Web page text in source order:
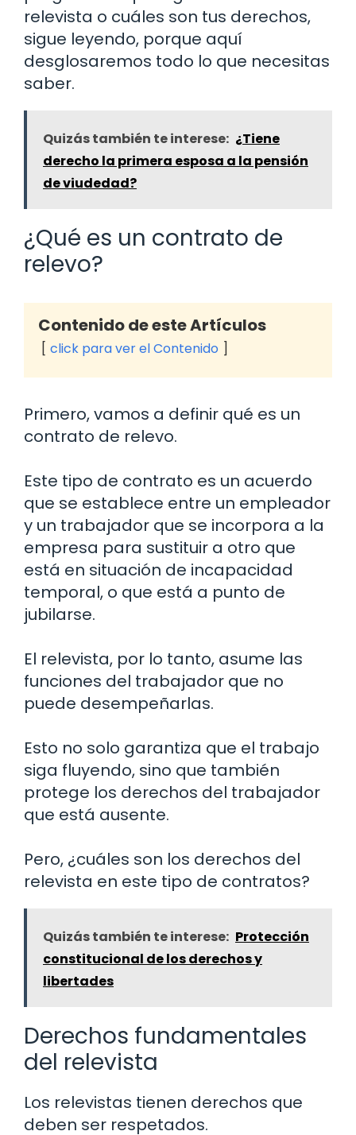
relevista o cuáles son tus derechos,
sigue leyendo, porque aquí
desglosaremos todo lo que necesitas
saber.
Quizás también te interese: ¿Tiene
derecho la primera esposa a la pensión
de viudedad?
¿Qué es un contrato de
relevo?
Contenido de este Artículos
click para ver el Contenido
Primero, vamos a definir qué es un
contrato de relevo.
Este tipo de contrato es un acuerdo
que se establece entre un empleador
y un trabajador que se incorpora a la
empresa para sustituir a otro que
está en situación de incapacidad
temporal, o que está a punto de
jubilarse.
El relevista, por lo tanto, asume las
funciones del trabajador que no
puede desempeñarlas.
Esto no solo garantiza que el trabajo
siga fluyendo, sino que también
protege los derechos del trabajador
que está ausente.
Pero, ¿cuáles son los derechos del
relevista en este tipo de contratos?
Quizás también te interese: Protección
constitucional de los derechos y
libertades
Derechos fundamentales
del relevista
Los relevistas tienen derechos que
deben ser respetados.